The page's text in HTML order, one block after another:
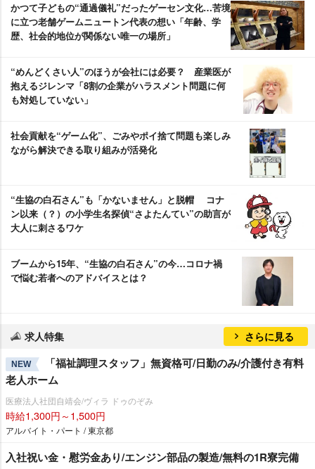
かつて子どもの“通過儀礼”だったゲーセン文化…苦境
に立つ老舗ゲームニュートン代表の想い「年齢、学
歴、社会的地位が関係ない唯一の場所」
“めんどくさい人”のほうが会社には必要？ 産業医が
抱えるジレンマ「8割の企業がハラスメント問題に何
も対処していない」
社会貢献を“ゲーム化”、ごみやポイ捨て問題も楽しみ
ながら解決できる取り組みが活発化
“生協の白石さん”も「かないません」と脱帽 コナ
ン以来（？）の小学生名探偵“さよたんてい”の助言が
大人に刺さるワケ
ブームから15年、“生協の白石さん”の今…コロナ禍
で悩む若者へのアドバイスとは？
求人特集 さらに見る
NEW
「福祉調理スタッフ」無資格可/日勤のみ/介護付き有料
老人ホーム
医療法人社団自靖会/ヴィラ ドゥのぞみ
時給1,300円～1,500円
アルバイト・パート / 東京都
入社祝い金・慰労金あり/エンジン部品の製造/無料の1R寮完備